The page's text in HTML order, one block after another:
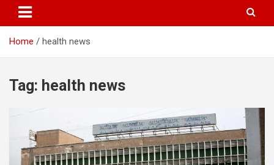
Home health news
Tag: health news